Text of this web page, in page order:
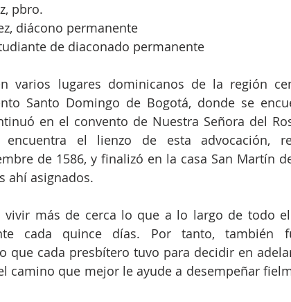
pbro.
diácono permanente
de diaconado permanente
varios lugares dominicanos de la región
Santo Domingo de Bogotá, donde se
en el convento de Nuestra Señora del
el lienzo de esta advocación,
de 1586, y finalizó en la casa San Martín
ahí asignados.
vivir más de cerca lo que a lo largo de todo
cada quince días. Por tanto, también
que cada presbítero tuvo para decidir en
camino que mejor le ayude a desempeñar